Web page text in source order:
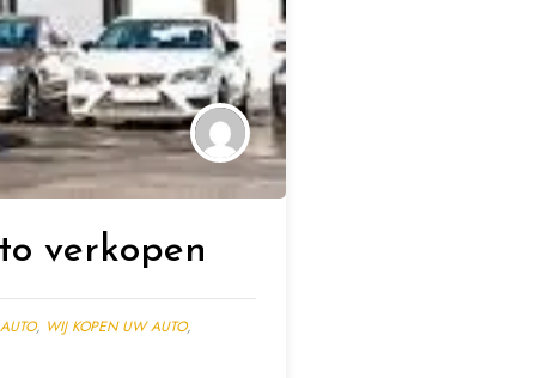
verkopen
, WIJ KOPEN UW AUTO,